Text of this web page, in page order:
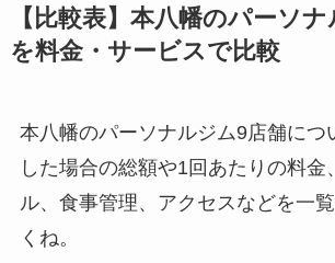
【比較表】本八幡のパーソ
を料金・サービスで比較
本八幡のパーソナルジム9店舗につ
した場合の総額や1回あたりの料金
ル、食事管理、アクセスなどを一
くね。